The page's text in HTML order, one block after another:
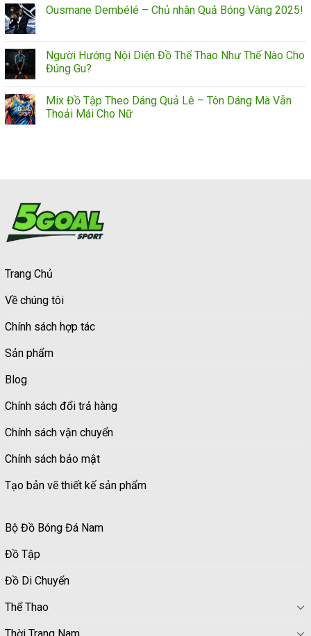
Ousmane Dembélé – Chủ nhân Quả Bóng Vàng 2025!
Người Hướng Nội Diện Đồ Thể Thao Như Thế Nào Cho
Đúng Gu?
Mix Đồ Tập Theo Dáng Quả Lê – Tôn Dáng Mà Vẫn
Thoải Mái Cho Nữ
Trang Chủ
Về chúng tôi
Chính sách hợp tác
Sản phẩm
Blog
Chính sách đổi trả hàng
Chính sách vận chuyển
Chính sách bảo mật
Tạo bản vẽ thiết kế sản phẩm
Bộ Đồ Bóng Đá Nam
Đồ Tập
Đồ Di Chuyển
Thể Thao